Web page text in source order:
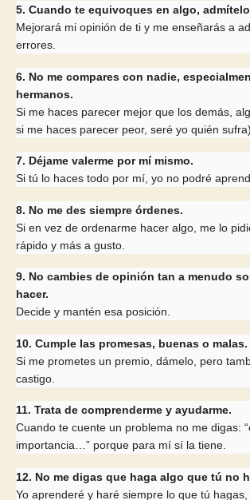
5. Cuando te equivoques en algo,
Mejorará mi opinión de ti y me enseñarás a
errores.
6. No me compares con nadie,
hermanos.
Si me haces parecer mejor que los demás,
si me haces parecer peor, seré yo quién sufra).
7. Déjame valerme por mí mismo.
Si tú lo haces todo por mí, yo no podré
8. No me des siempre órdenes.
Si en vez de ordenarme hacer algo, me lo
rápido y más a gusto.
9. No cambies de opinión tan a menudo
hacer.
Decide y mantén esa posición.
10. Cumple las promesas, buenas o malas.
Si me prometes un premio, dámelo, pero
castigo.
11. Trata de comprenderme y ayudarme.
Cuando te cuente un problema no me digas:
importancia…” porque para mí sí la tiene.
12. No me digas que haga algo que tú no
Yo aprenderé y haré siempre lo que tú